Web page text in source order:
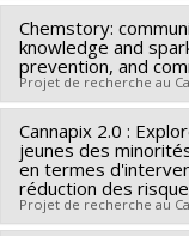
Canada
Grant programs:
Lead researcher :
Co-researchers :
Isabelle Doré,
Funding sources:
Canada
Grant programs:
fonctionnement
Chemstory:
knowledge and
prevention, and
Projet de recherche au
Funding sources:
Canada
Grant programs:
programme de
Cannapix 2.0 :
jeunes des
en termes
réduction des
Projet de recherche au